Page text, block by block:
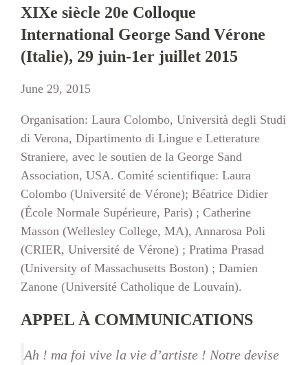
XIXe siècle 20e Colloque
International George Sand Vérone
(Italie), 29 juin-1er juillet 2015
June 29, 2015
Organisation: Laura Colombo, Università degli Studi
di Verona, Dipartimento di Lingue e Letterature
Straniere, avec le soutien de la George Sand
Association, USA. Comité scientifique: Laura
Colombo (Université de Vérone); Béatrice Didier
(École Normale Supérieure, Paris) ; Catherine
Masson (Wellesley College, MA), Annarosa Poli
(CRIER, Université de Vérone) ; Pratima Prasad
(University of Massachusetts Boston) ; Damien
Zanone (Université Catholique de Louvain).
APPEL À COMMUNICATIONS
Ah ! ma foi vive la vie d’artiste ! Notre devise